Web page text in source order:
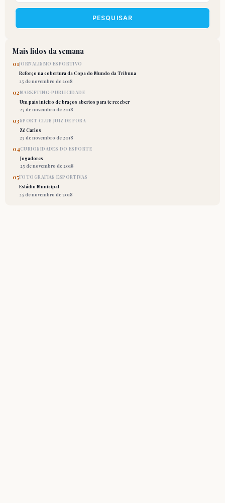
PESQUISAR
Mais lidos da semana
01 JORNALISMO ESPORTIVO
Reforço na cobertura da Copa do Mundo da Tribuna
25 de novembro de 2018
02MARKETING-PUBLICIDADE
Um país inteiro de braços abertos para te receber
25 de novembro de 2018
03SPORT CLUB JUIZ DE FORA
Zé Carlos
25 de novembro de 2018
04CURIOSIDADES DO ESPORTE
Jogadores
25 de novembro de 2018
05FOTOGRAFIAS ESPORTIVAS
Estádio Municipal
25 de novembro de 2018